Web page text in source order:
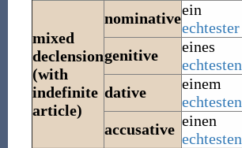
mixed
declension
(with
indefinite
article)
nominativeein
echtester
genitive
eines
echtesten
dative
einem
echtesten
accusative einen
echtesten